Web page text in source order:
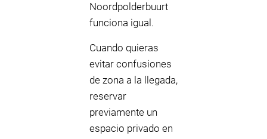
Noordpolderbuurt
funciona igual.
Cuando quieras
evitar confusiones
de zona a la llegada,
reservar
previamente un
espacio privado en